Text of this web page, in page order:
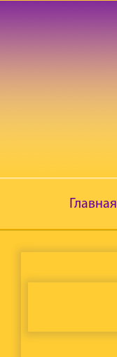
Главная